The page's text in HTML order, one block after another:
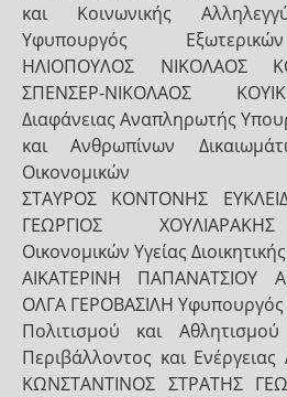
και Κοινωνικής
Υφυπουργός
ΗΛΙΟΠΟΥΛΟΣ ΝΙΚΟΛΑΟΣ
ΣΠΕΝΣΕΡ-ΝΙΚΟΛΑΟΣ
Διαφάνειας Αναπληρωτής
και Ανθρωπίνων
Οικονομικών
ΣΤΑΥΡΟΣ ΚΟΝΤΟΝΗΣ
ΓΕΩΡΓΙΟΣ
Οικονομικών Υγείας
ΑΙΚΑΤΕΡΙΝΗ ΠΑΠΑΝΑΤΣΙΟΥ
ΟΛΓΑ ΓΕΡΟΒΑΣΙΛΗ Υφυπουργός
Πολιτισμού και
Περιβάλλοντος και
ΚΩΝΣΤΑΝΤΙΝΟΣ ΣΤΡΑΤΗΣ